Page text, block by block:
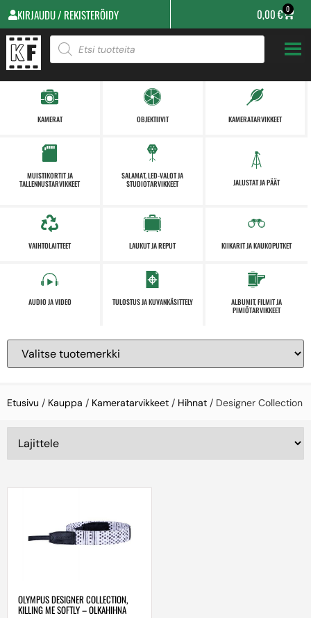
KIRJAUDU / REKISTERÖIDY 0,00€ 0
KAMERAT OBJEKTIIVIT KAMERATARVIKKEET
MUISTIKORTIT JA
TALLENNUSTARVIKKEET
SALAMAT, LED-VALOT JA
STUDIOTARVIKKEET
JALUSTAT JA PÄÄT
VAIHTOLAITTEET LAUKUT JA REPUT KIIKARIT JA KAUKOPUTKET
AUDIO JA VIDEO TULOSTUS JA KUVANKÄSITTELY
ALBUMIT, FILMIT JA
PIMIÖTARVIKKEET
Etusivu / Kauppa / Kameratarvikkeet / Hihnat / Designer Collection
OLYMPUS DESIGNER COLLECTION,
KILLING ME SOFTLY – OLKAHIHNA